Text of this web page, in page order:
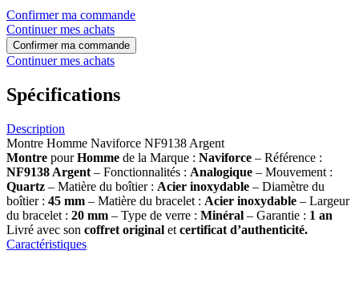
Confirmer ma commande
Continuer mes achats
Confirmer ma commande
Continuer mes achats
Spécifications
Description
Montre Homme Naviforce NF9138 Argent
Montre pourHomme de la Marque : Naviforce – Référence :
NF9138 Argent – Fonctionnalités : Analogique – Mouvement :
Quartz – Matière du boîtier : Acier inoxydable – Diamètre du
boîtier : 45 mm – Matière du bracelet : Acier inoxydable – Largeur
du bracelet : 20 mm – Type de verre : Minéral – Garantie : 1 an
Livré avec son coffret original et certificat d’authenticité.
Caractéristiques